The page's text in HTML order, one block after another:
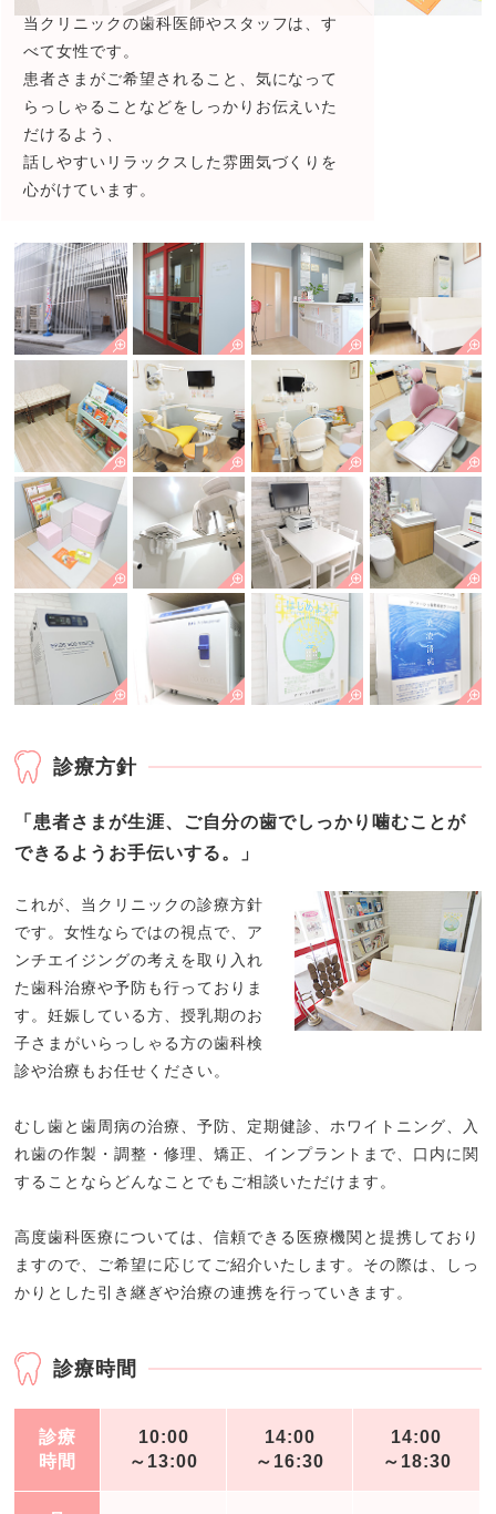
当クリニックの歯科医師やスタッフは、す
べて女性です。
患者さまがご希望されること、気になって
らっしゃることなどをしっかりお伝えいた
だけるよう、
話しやすいリラックスした雰囲気づくりを
心がけています。
診療方針
「患者さまが生涯、ご自分の歯でしっかり噛むことが
できるようお手伝いする。」
これが、当クリニックの診療方針
です。女性ならではの視点で、ア
ンチエイジングの考えを取り入れ
た歯科治療や予防も行っておりま
す。妊娠している方、授乳期のお
子さまがいらっしゃる方の歯科検
診や治療もお任せください。
むし歯と歯周病の治療、予防、定期健診、ホワイトニング、入
れ歯の作製・調整・修理、矯正、インプラントまで、口内に関
することならどんなことでもご相談いただけます。
高度歯科医療については、信頼できる医療機関と提携しており
ますので、ご希望に応じてご紹介いたします。その際は、しっ
かりとした引き継ぎや治療の連携を行っていきます。
診療時間
診療
時間
10:00
～13:00
14:00
～16:30
14:00
～18:30